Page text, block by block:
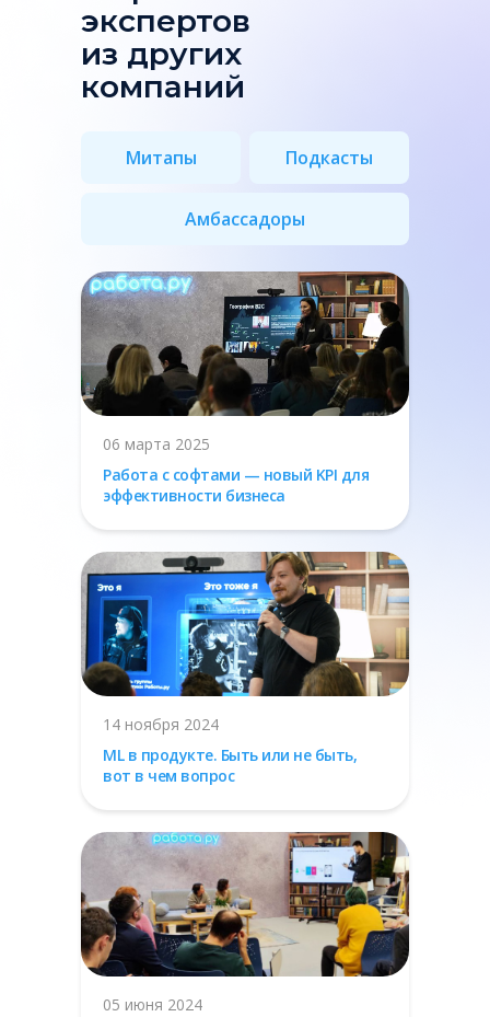
экспертов
из других
компаний
Митапы Подкасты
Амбассадоры
05 июня 2024
14 ноября 2024
ML в продукте. Быть или не быть,
вот в чем вопрос
06 марта 2025
Работа с софтами — новый KPI для
эффективности бизнеса